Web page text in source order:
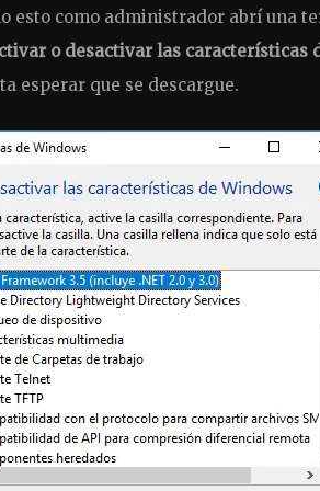
esto como administrador abrí una
o desactivar las características
esperar que se descargue.